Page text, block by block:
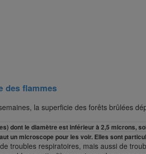
des flammes
la superficie des forêts brûlées
dont le diamètre est inférieur à 2,5 microns,
un microscope pour les voir. Elles sont
troubles respiratoires, mais aussi de